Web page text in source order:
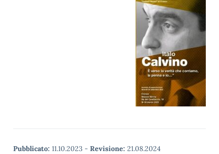
Pubblicato: 11.10.2023 - Revisione: 21.08.2024